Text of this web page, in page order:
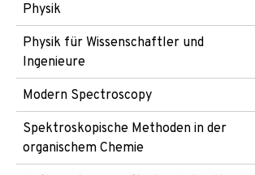
Physik
Physik für Wissenschaftler und
Ingenieure
Modern Spectroscopy
Spektroskopische Methoden in der
organischem Chemie